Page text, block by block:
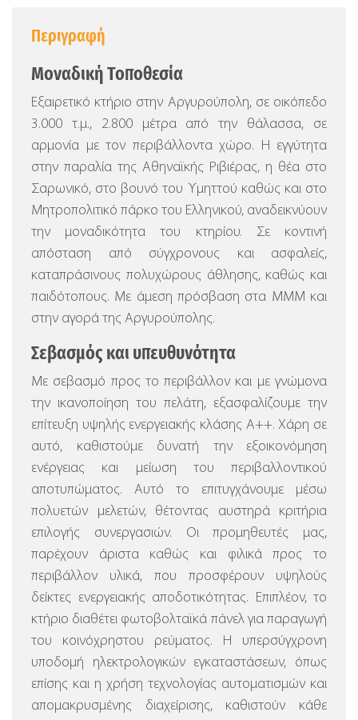
Περιγραφή
Μοναδική Τοποθεσία
Εξαιρετικό κτήριο στην Αργυρούπολη, σε οικόπεδο
3.000 τ.μ., 2.800 μέτρα από την θάλασσα, σε
αρμονία με τον περιβάλλοντα χώρο. Η εγγύτητα
στην παραλία της Αθηναϊκής Ριβιέρας, η θέα στο
Σαρωνικό, στο βουνό του Υμηττού καθώς και στο
Μητροπολιτικό πάρκο του Ελληνικού, αναδεικνύουν
την μοναδικότητα του κτηρίου. Σε κοντινή
απόσταση από σύγχρονους και ασφαλείς,
καταπράσινους πολυχώρους άθλησης, καθώς και
παιδότοπους. Με άμεση πρόσβαση στα ΜΜΜ και
στην αγορά της Αργυρούπολης.
Σεβασμός και υπευθυνότητα
Με σεβασμό προς το περιβάλλον και με γνώμονα
την ικανοποίηση του πελάτη, εξασφαλίζουμε την
επίτευξη υψηλής ενεργειακής κλάσης Α++. Χάρη σε
αυτό, καθιστούμε δυνατή την εξοικονόμηση
ενέργειας και μείωση του περιβαλλοντικού
αποτυπώματος. Αυτό το επιτυγχάνουμε μέσω
πολυετών μελετών, θέτοντας αυστηρά κριτήρια
επιλογής συνεργασιών. Οι προμηθευτές μας,
παρέχουν άριστα καθώς και φιλικά προς το
περιβάλλον υλικά, που προσφέρουν υψηλούς
δείκτες ενεργειακής αποδοτικότητας. Επιπλέον, το
κτήριο διαθέτει φωτοβολταϊκά πάνελ για παραγωγή
του κοινόχρηστου ρεύματος. Η υπερσύγχρονη
υποδομή ηλεκτρολογικών εγκαταστάσεων, όπως
επίσης και η χρήση τεχνολογίας αυτοματισμών και
απομακρυσμένης διαχείρισης, καθιστούν κάθε